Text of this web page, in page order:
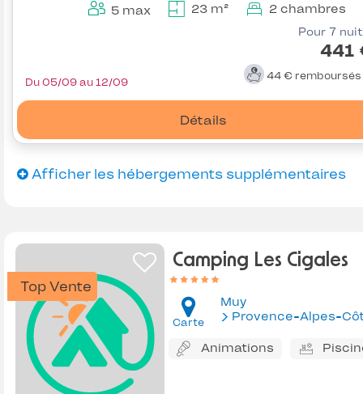
5 max 23 m² 2 chambres
Pour 7
441
44 € remboursés
Détails
Du 05/09 au 12/09
Afficher les hébergements supplémentaires
Top Vente
Camping Les Cigales
Carte
Muy
Provence-Alpes-Côte
Animations